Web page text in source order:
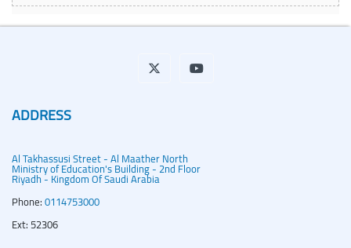
ADDRESS
Al Takhassusi Street - Al Maather North
Ministry of Education's Building - 2nd Floor
Riyadh - Kingdom Of Saudi Arabia
Phone:0114753000
Ext: 52306